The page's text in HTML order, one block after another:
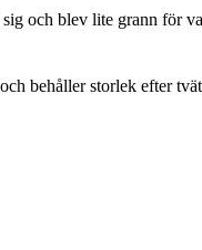
och blev lite grann för
behåller storlek efter